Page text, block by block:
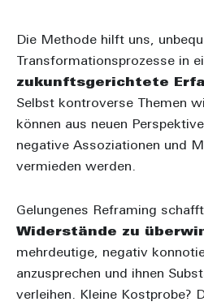
Die Methode hilft uns,
Transformationsprozesse in
zukunftsgerichtete
Selbst kontroverse Themen
können aus neuen
negative Assoziationen und
vermieden werden.
Gelungenes Reframing
Widerstände zu
mehrdeutige, negativ
anzusprechen und ihnen
verleihen. Kleine Kostprobe?